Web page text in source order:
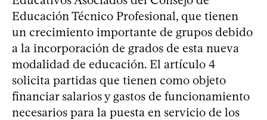
Educación Técnico Profesional, que tienen
un crecimiento importante de grupos debido
a la incorporación de grados de esta nueva
modalidad de educación. El artículo 4
solicita partidas que tienen como objeto
financiar salarios y gastos de funcionamiento
necesarios para la puesta en servicio de los